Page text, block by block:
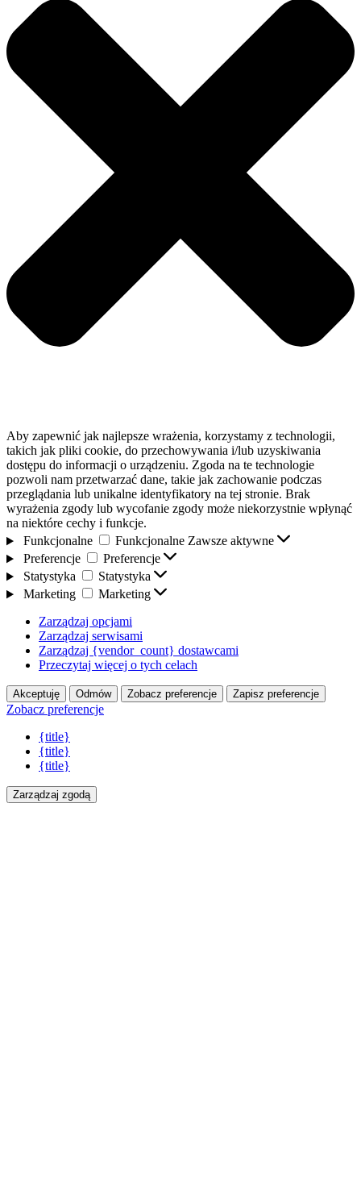
Aby zapewnić jak najlepsze wrażenia, korzystamy z technologii,
takich jak pliki cookie, do przechowywania i/lub uzyskiwania
dostępu do informacji o urządzeniu. Zgoda na te technologie
pozwoli nam przetwarzać dane, takie jak zachowanie podczas
przeglądania lub unikalne identyfikatory na tej stronie. Brak
wyrażenia zgody lub wycofanie zgody może niekorzystnie wpłynąć
na niektóre cechy i funkcje.
Funkcjonalne
Funkcjonalne Zawsze aktywne
Preferencje
Preferencje
Statystyka
Statystyka
Marketing
Marketing
Zarządzaj opcjami
Zarządzaj serwisami
Zarządzaj {vendor_count} dostawcami
Przeczytaj więcej o tych celach
Akceptuję Odmów Zobacz preferencje Zapisz preferencje
Zobacz preferencje
{title}
{title}
{title}
Zarządzaj zgodą